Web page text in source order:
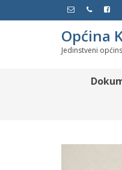
Općina
Jedinstveni